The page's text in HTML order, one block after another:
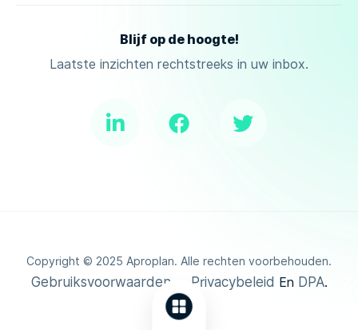
Blijf op de hoogte!
Laatste inzichten rechtstreeks in uw inbox.
Copyright © 2025 Aproplan. Alle rechten voorbehouden.
Gebruiksvoorwaarden Privacybeleid En DPA.